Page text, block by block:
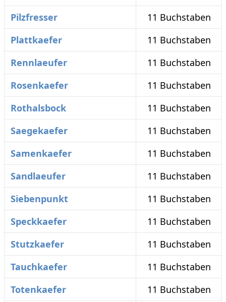
Pilzfresser
11 Buchstaben
Plattkaefer
11 Buchstaben
Rennlaeufer
11 Buchstaben
Rosenkaefer
11 Buchstaben
Rothalsbock
11 Buchstaben
Saegekaefer
11 Buchstaben
Samenkaefer
11 Buchstaben
Sandlaeufer
11 Buchstaben
Siebenpunkt
11 Buchstaben
Speckkaefer
11 Buchstaben
Stutzkaefer
11 Buchstaben
Tauchkaefer
11 Buchstaben
Totenkaefer
11 Buchstaben